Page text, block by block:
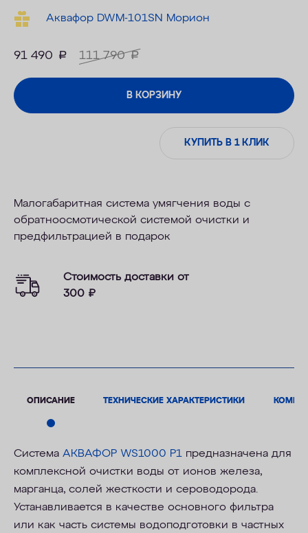
Аквафор DWM-101SN Морион
91 490 руб. 111 790руб.
В КОРЗИНУ
КУПИТЬ В 1 КЛИК
Малогабаритная система умягчения воды с
обратноосмотической системой очистки и
предфильтрацией в подарок
Стоимость доставки от
300 ₽
ОПИСАНИЕ ТЕХНИЧЕСКИЕ ХАРАКТЕРИСТИКИ
Система АКВАФОР WS1000 P1 предназначена для
комплексной очистки воды от ионов железа,
марганца, солей жесткости и сероводорода.
Устанавливается в качестве основного фильтра
или как часть системы водоподготовки в частных